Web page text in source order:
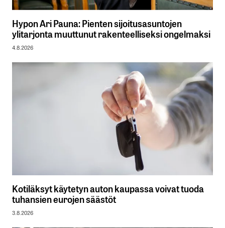
Hypon Ari Pauna: Pienten sijoitusasuntojen
ylitarjonta muuttunut rakenteelliseksi ongelmaksi
4.8.2026
Kotiläksyt käytetyn auton kaupassa voivat tuoda
tuhansien eurojen säästöt
3.8.2026